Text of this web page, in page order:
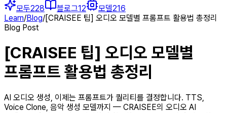
모두228 블로그12 모델216
Learn/Blog/[CRAISEE 팁] 오디오 모델별 프롬프트 활용법 총정리
Blog Post
[CRAISEE 팁] 오디오 모델별
프롬프트 활용법 총정리
AI 오디오 생성, 이제는 프롬프트가 퀄리티를 결정합니다. TTS,
Voice Clone, 음악 생성 모델까지 — CRAISEE의 오디오 AI